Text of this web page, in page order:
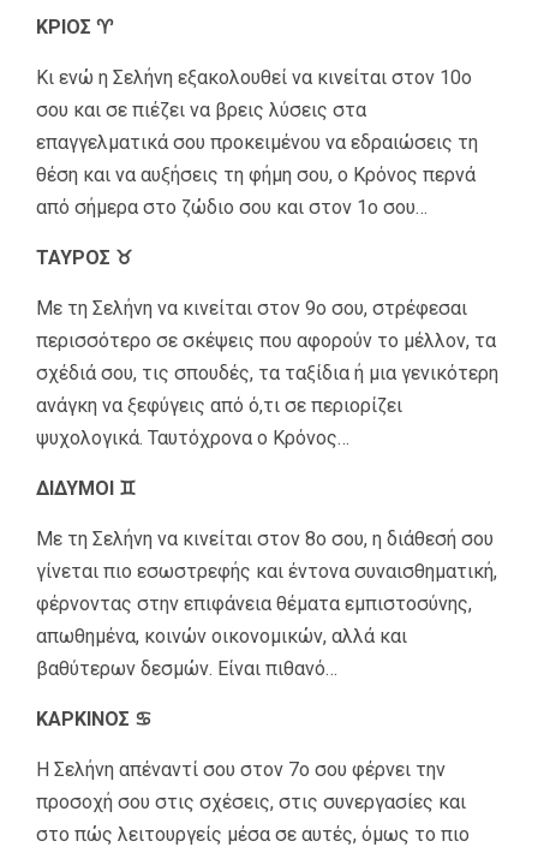
ΚΡΙΟΣ ♈
Κι ενώ η Σελήνη εξακολουθεί να κινείται στον 10ο
σου και σε πιέζει να βρεις λύσεις στα
επαγγελματικά σου προκειμένου να εδραιώσεις τη
θέση και να αυξήσεις τη φήμη σου, ο Κρόνος περνά
από σήμερα στο ζώδιο σου και στον 1ο σου…
ΤΑΥΡΟΣ ♉
Με τη Σελήνη να κινείται στον 9ο σου, στρέφεσαι
περισσότερο σε σκέψεις που αφορούν το μέλλον, τα
σχέδιά σου, τις σπουδές, τα ταξίδια ή μια γενικότερη
ανάγκη να ξεφύγεις από ό,τι σε περιορίζει
ψυχολογικά. Ταυτόχρονα ο Κρόνος…
ΔΙΔΥΜΟΙ ♊
Με τη Σελήνη να κινείται στον 8ο σου, η διάθεσή σου
γίνεται πιο εσωστρεφής και έντονα συναισθηματική,
φέρνοντας στην επιφάνεια θέματα εμπιστοσύνης,
απωθημένα, κοινών οικονομικών, αλλά και
βαθύτερων δεσμών. Είναι πιθανό…
ΚΑΡΚΙΝΟΣ ♋
Η Σελήνη απέναντί σου στον 7ο σου φέρνει την
προσοχή σου στις σχέσεις, στις συνεργασίες και
στο πώς λειτουργείς μέσα σε αυτές, όμως το πιο